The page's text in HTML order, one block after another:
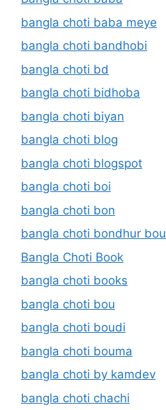
bangla choti baba meye
bangla choti bandhobi
bangla choti bd
bangla choti bidhoba
bangla choti biyan
bangla choti blog
bangla choti blogspot
bangla choti boi
bangla choti bon
bangla choti bondhur bou
Bangla Choti Book
bangla choti books
bangla choti bou
bangla choti boudi
bangla choti bouma
bangla choti by kamdev
bangla choti chachi